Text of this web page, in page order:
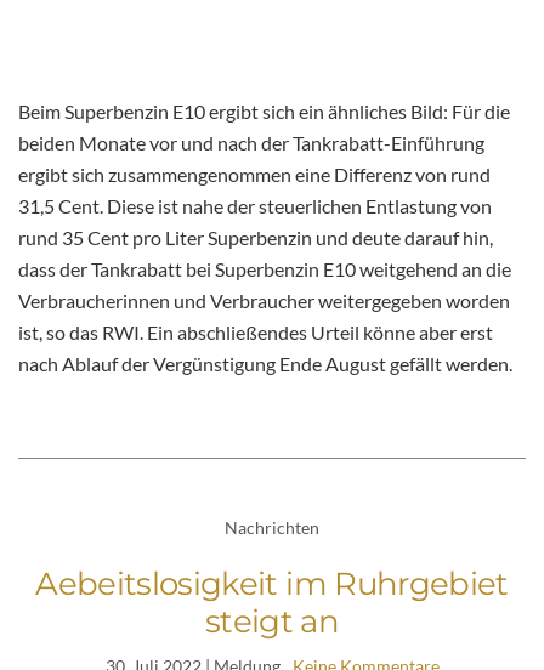
Beim Superbenzin E10 ergibt sich ein ähnliches Bild: Für die
beiden Monate vor und nach der Tankrabatt-Einführung
ergibt sich zusammengenommen eine Differenz von rund
31,5 Cent. Diese ist nahe der steuerlichen Entlastung von
rund 35 Cent pro Liter Superbenzin und deute darauf hin,
dass der Tankrabatt bei Superbenzin E10 weitgehend an die
Verbraucherinnen und Verbraucher weitergegeben worden
ist, so das RWI. Ein abschließendes Urteil könne aber erst
nach Ablauf der Vergünstigung Ende August gefällt werden.
Nachrichten
Aebeitslosigkeit im Ruhrgebiet
steigt an